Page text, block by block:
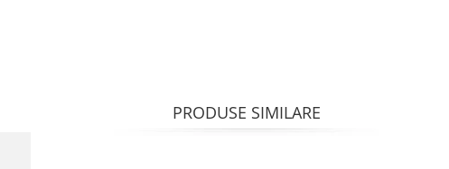
PRODUSE SIMILARE